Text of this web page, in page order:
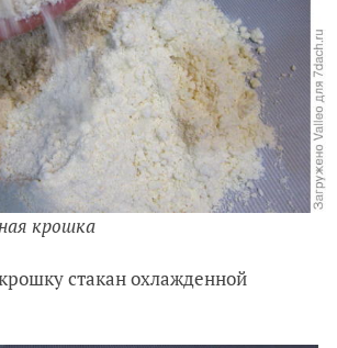
крошка
стакан охлажденной